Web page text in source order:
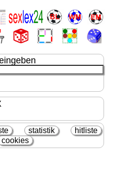
statistik
hitliste
cookies